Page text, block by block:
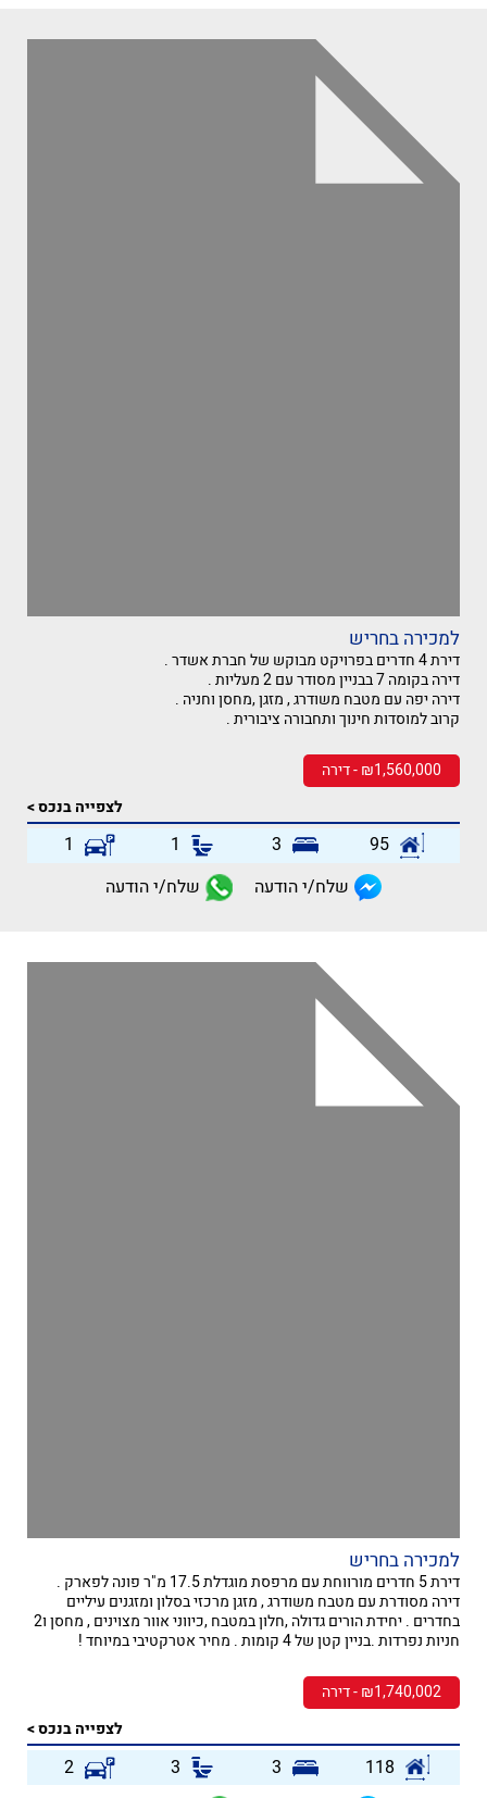
למכירה בחריש
דירת 4 חדרים בפרויקט מבוקש של חברת אשדר .
דירה בקומה 7 בבניין מסודר עם 2 מעליות .
דירה יפה עם מטבח משודרג , מזגן ,מחסן וחניה .
קרוב למוסדות חינוך ותחבורה ציבורית .
₪1,560,000 - דירה
לצפייה בנכס >
95
3
1
1
שלח/י הודעה
שלח/י הודעה
למכירה בחריש
דירת 5 חדרים מורווחת עם מרפסת מוגדלת 17.5 מ"ר פונה לפארק .
דירה מסודרת עם מטבח משודרג , מזגן מרכזי בסלון ומזגנים עיליים
בחדרים . יחידת הורים גדולה ,חלון במטבח ,כיווני אוור מצוינים , מחסן ו2
חניות נפרדות .בניין קטן של 4 קומות . מחיר אטרקטיבי במיוחד !
₪1,740,002 - דירה
לצפייה בנכס >
118
3
3
2